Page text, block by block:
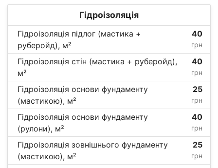
Гідроізоляція
Гідроізоляція підлог (мастика +
руберойд), м²
40
грн
Гідроізоляція стін (мастика + руберойд),
м²
40
грн
Гідроізоляція основи фундаменту
(мастикою), м²
25
грн
Гідроізоляція основи фундаменту
(рулони), м²
40
грн
Гідроізоляція зовнішнього фундаменту
(мастикою), м²
25
грн